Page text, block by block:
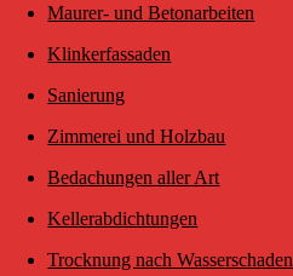
Maurer- und Betonarbeiten
Klinkerfassaden
Sanierung
Zimmerei und Holzbau
Bedachungen aller Art
Kellerabdichtungen
Trocknung nach Wasserschaden